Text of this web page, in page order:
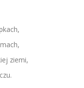
ziemi,